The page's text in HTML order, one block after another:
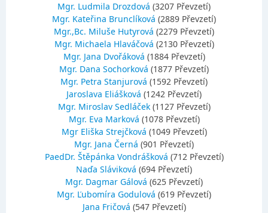
Mgr. Ludmila Drozdová (3207 Převzetí)
Mgr. Kateřina Brunclíková (2889 Převzetí)
Mgr.,Bc. Miluše Hutyrová (2279 Převzetí)
Mgr. Michaela Hlaváčová (2130 Převzetí)
Mgr. Jana Dvořáková (1884 Převzetí)
Mgr. Dana Sochorková (1877 Převzetí)
Mgr. Petra Stanjurová (1592 Převzetí)
Jaroslava Eliášková (1242 Převzetí)
Mgr. Miroslav Sedláček (1127 Převzetí)
Mgr. Eva Marková (1078 Převzetí)
Mgr Eliška Strejčková (1049 Převzetí)
Mgr. Jana Černá (901 Převzetí)
PaedDr. Štěpánka Vondrášková (712 Převzetí)
Naďa Sláviková (694 Převzetí)
Mgr. Dagmar Gálová (625 Převzetí)
Mgr. Ľubomíra Godulová (619 Převzetí)
Jana Fričová (547 Převzetí)